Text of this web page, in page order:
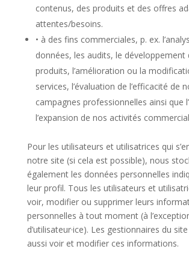
contenus, des produits et des offres
attentes/besoins.
• à des fins commerciales, p. ex.
données, les audits, le développement
produits, l’amélioration ou la
services, l’évaluation de l’efficacité de
campagnes professionnelles ainsi que
l’expansion de nos activités
Pour les utilisateurs et utilisatrices qui
notre site (si cela est possible), nous
également les données personnelles
leur profil. Tous les utilisateurs et
voir, modifier ou supprimer leurs
personnelles à tout moment (à
d’utilisateur·ice). Les gestionnaires du
aussi voir et modifier ces informations.